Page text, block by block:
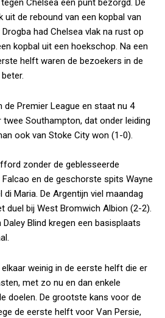
Chelsea een punt bezorgd. De
uit de rebound van een kopbal van
had Chelsea vlak na rust op
kopbal uit een hoekschop. Na een
helft waren de bezoekers in de
de Premier League en staat nu 4
Southampton, dat onder leiding
ook van Stoke City won (1-0).
zonder de geblesseerde
en de geschorste spits Wayne
Maria. De Argentijn viel maandag
duel bij West Bromwich Albion (2-2).
Blind kregen een basisplaats
weinig in de eerste helft die er
met zo nu en dan enkele
doelen. De grootste kans voor de
de eerste helft voor Van Persie,